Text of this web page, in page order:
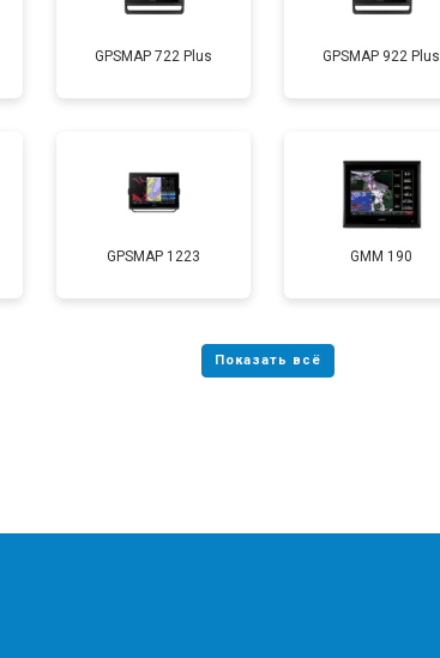
GPSMAP 722 Plus GPSMAP 922 Plus
GPSMAP 1223 GMM 190